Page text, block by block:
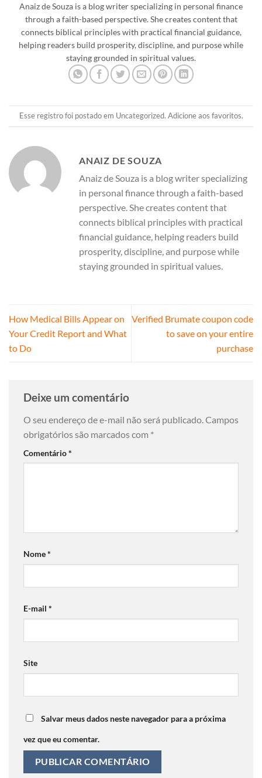
Anaiz de Souza is a blog writer specializing in personal finance
through a faith-based perspective. She creates content that
connects biblical principles with practical financial guidance,
helping readers build prosperity, discipline, and purpose while
staying grounded in spiritual values.
Esse registro foi postado em Uncategorized. Adicione aos favoritos.
ANAIZ DE SOUZA
Anaiz de Souza is a blog writer specializing
in personal finance through a faith-based
perspective. She creates content that
connects biblical principles with practical
financial guidance, helping readers build
prosperity, discipline, and purpose while
staying grounded in spiritual values.
How Medical Bills Appear on
Your Credit Report and What
to Do
Verified Brumate coupon code
to save on your entire
purchase
Deixe um comentário
O seu endereço de e-mail não será publicado. Campos
obrigatórios são marcados com *
Comentário*
Nome*
E-mail *
Site
Salvar meus dados neste navegador para a próxima
vez que eu comentar.